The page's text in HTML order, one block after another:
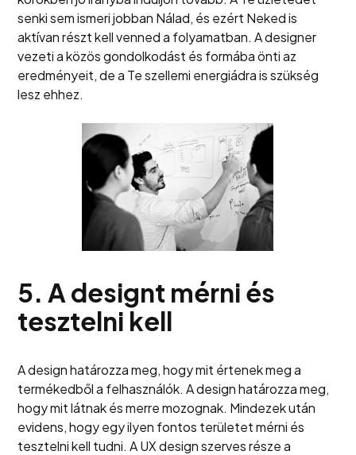
senki sem ismeri jobban Nálad, és ezért Neked is
aktívan részt kell venned a folyamatban. A designer
vezeti a közös gondolkodást és formába önti az
eredményeit, de a Te szellemi energiádra is szükség
lesz ehhez.
5. A designt mérni és
tesztelni kell
A design határozza meg, hogy mit értenek meg a
termékedből a felhasználók. A design határozza meg,
hogy mit látnak és merre mozognak. Mindezek után
evidens, hogy egy ilyen fontos területet mérni és
tesztelni kell tudni. A UX design szerves része a